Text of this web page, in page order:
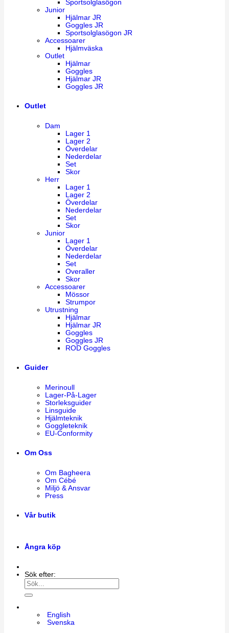
Sportsolglasögon
Junior
Hjälmar JR
Goggles JR
Sportsolglasögon JR
Accessoarer
Hjälmväska
Outlet
Hjälmar
Goggles
Hjälmar JR
Goggles JR
Outlet
Dam
Lager 1
Lager 2
Överdelar
Nederdelar
Set
Skor
Herr
Lager 1
Lager 2
Överdelar
Nederdelar
Set
Skor
Junior
Lager 1
Överdelar
Nederdelar
Set
Overaller
Skor
Accessoarer
Mössor
Strumpor
Utrustning
Hjälmar
Hjälmar JR
Goggles
Goggles JR
ROD Goggles
Guider
Merinoull
Lager-På-Lager
Storleksguider
Linsguide
Hjälmteknik
Goggleteknik
EU-Conformity
Om Oss
Om Bagheera
Om Cébé
Miljö & Ansvar
Press
Vår butik
Ångra köp
Sök efter:
English
Svenska